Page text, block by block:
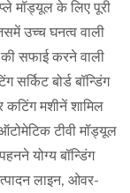
मॉड्यूल के लिए पूरी
उच्च घनत्व वाली
की सफाई करने वाली
सर्किट बोर्ड बॉन्डिंग
कटिंग मशीनें शामिल
टीवी मॉड्यूल
योग्य बॉन्डिंग
लाइन, ओवर-